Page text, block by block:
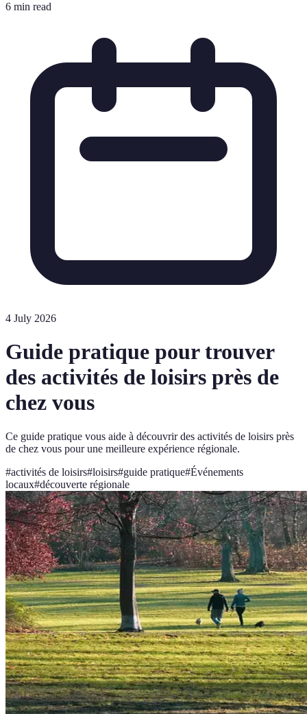
6 min read
4 July 2026
Guide pratique pour trouver
des activités de loisirs près de
chez vous
Ce guide pratique vous aide à découvrir des activités de loisirs près
de chez vous pour une meilleure expérience régionale.
#activités de loisirs#loisirs#guide pratique#Événements
locaux#découverte régionale